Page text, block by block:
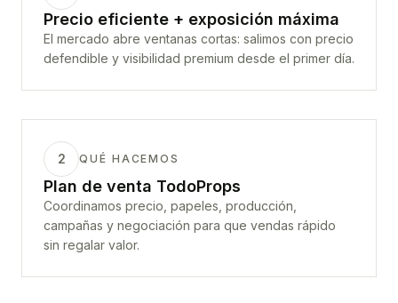
Precio eficiente + exposición máxima
El mercado abre ventanas cortas: salimos con precio
defendible y visibilidad premium desde el primer día.
2 QUÉ HACEMOS
Plan de venta TodoProps
Coordinamos precio, papeles, producción,
campañas y negociación para que vendas rápido
sin regalar valor.